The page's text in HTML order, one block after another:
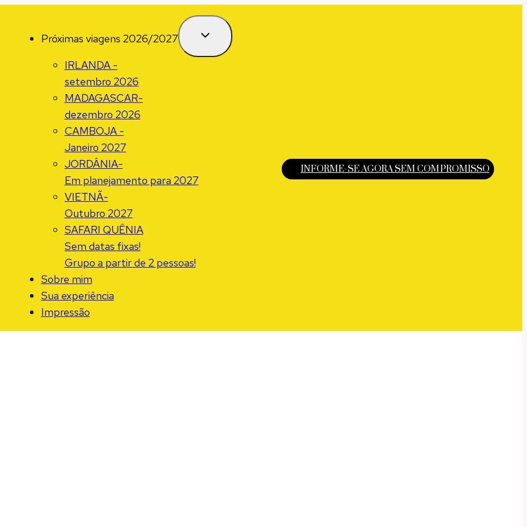
Próximas viagens 2026/2027
IRLANDA -
setembro 2026
MADAGASCAR-
dezembro 2026
CAMBOJA -
Janeiro 2027
JORDÂNIA-
Em planejamento para 2027
VIETNÃ-
Outubro 2027
SAFARI QUÊNIA
Sem datas fixas!
Grupo a partir de 2 pessoas!
Sobre mim
Sua experiência
Impressão
INFORME-SE AGORA SEM COMPROMISSO